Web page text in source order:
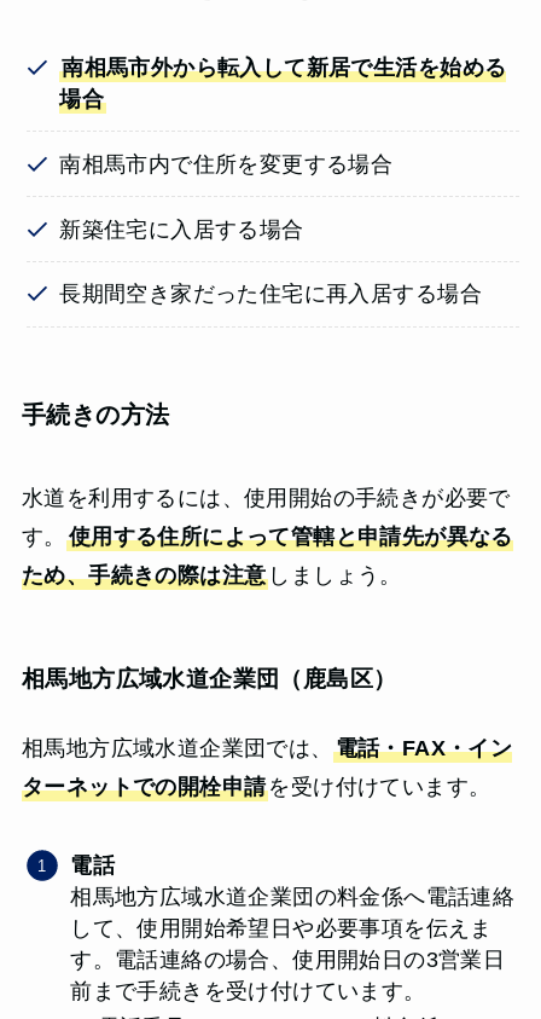
南相馬市外から転入して新居で生活を始める
場合
南相馬市内で住所を変更する場合
新築住宅に入居する場合
長期間空き家だった住宅に再入居する場合
手続きの方法
水道を利用するには、使用開始の手続きが必要で
す。 使用する住所によって管轄と申請先が異なる
ため、手続きの際は注意 しましょう。
相馬地方広域水道企業団（鹿島区）
相馬地方広域水道企業団では、 電話・FAX・イン
ターネットでの開栓申請を受け付けています。
電話
相馬地方広域水道企業団の料金係へ電話連絡
して、使用開始希望日や必要事項を伝えま
す。電話連絡の場合、使用開始日の3営業日
前まで手続きを受け付けています。